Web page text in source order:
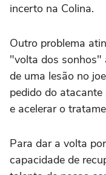
incerto na Colina.
Outro problema
"volta dos sonhos"
de uma lesão no
pedido do
e acelerar o
Para dar a volta
capacidade de